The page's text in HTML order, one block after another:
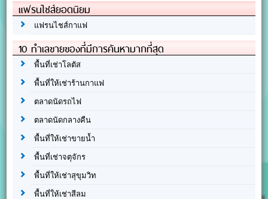
แฟรนไชส์ยอดนิยม
แฟรนไชส์กาแฟ
10 ทำเลขายของที่มีการค้นหามากที่สุด
พื้นที่เช่าโลตัส
พื้นที่ให้เช่าร้านกาแฟ
ตลาดนัดรถไฟ
ตลาดนัดกลางคืน
พื้นที่ให้เช่าขายน้ำ
พื้นที่เช่าจตุจักร
พื้นที่ให้เช่าสุขุมวิท
พื้นที่ให้เช่าสีลม